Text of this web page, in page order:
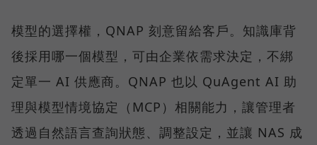
模型的選擇權，QNAP 刻意留給客戶。知識庫背
後採用哪一個模型，可由企業依需求決定，不綁
定單一 AI 供應商。QNAP 也以 QuAgent AI 助
理與模型情境協定（MCP）相關能力，讓管理者
透過自然語言查詢狀態、調整設定，並讓 NAS 成